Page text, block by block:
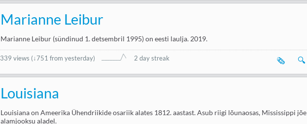
Marianne Leibur
Marianne Leibur (sündinud 1. detsembril 1995) on eesti laulja. 2019.
339 views (↓751 from yesterday) 2 day streak 🔍
🗞️
Louisiana
Louisiana on Ameerika Ühendriikide osariik alates 1812. aastast. Asub riigi lõunaosas, Mississippi jõe
alamjooksu aladel.